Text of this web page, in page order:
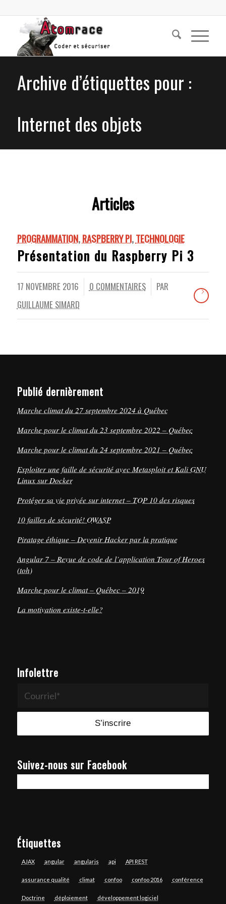
Archive d’étiquettes pour :
Internet des objets
Articles
PROGRAMMATION,RASPBERRY PI,TECHNOLOGIE
Présentation du Raspberry Pi 3
17 NOVEMBRE 2016
/ 0 COMMENTAIRES
/
PAR
GUILLAUME SIMARD
Publié dernièrement
Marche climat du 27 septembre 2024 à Québec
Marche pour le climat du 23 septembre 2022 – Québec
Marche pour le climat du 24 septembre 2021 – Québec
Exploiter une faille de sécurité avec Metasploit et Kali GNU
Linux sur Docker
Protéger sa vie privée sur internet – TOP 10 des risques
10 failles de sécurité! OWASP
Piratage éthique – Devenir Hacker par la pratique
Angular 7 – Revue de code de l’application Tour of Heroes
(toh)
Marche pour le climat – Québec – 2019
La motivation existe-t-elle?
Infolettre
Suivez-nous sur Facebook
Étiquettes
AJAX angular angularjs api API REST
assurance qualité climat confoo confoo 2016 conférence
Doctrine déploiement développement logiciel